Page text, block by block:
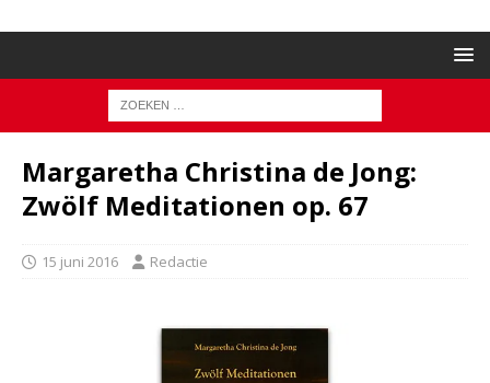
Margaretha Christina de Jong:
Zwölf Meditationen op. 67
15 juni 2016 Redactie